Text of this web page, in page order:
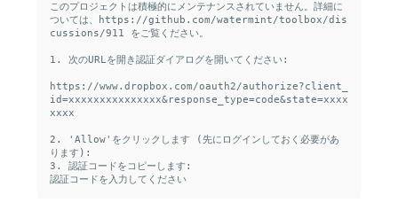
このプロジェクトは積極的にメンテナンスされていません。詳細に
ついては、https://github.com/watermint/toolbox/dis
cussions/911 をご覧ください。
1. 次のURLを開き認証ダイアログを開いてください:
https://www.dropbox.com/oauth2/authorize?client_
id=xxxxxxxxxxxxxxx&response_type=code&state=xxxx
xxxx
2. 'Allow'をクリックします (先にログインしておく必要があ
ります):
3. 認証コードをコピーします: